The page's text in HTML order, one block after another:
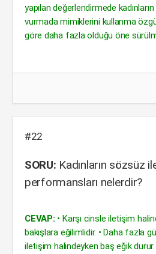
yapılan değerlendirmede kadınların
vurmada mimiklerini kullanma
göre daha fazla olduğu öne
#22
SORU: Kadınların sözsüz
performansları nelerdir?
CEVAP: • Karşı cinsle iletişim
bakışlara eğilimlidir. • Daha fazla
iletişim halindeyken baş eğik durur.